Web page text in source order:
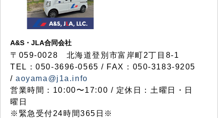
A&S・JLA合同会社
〒 059-0028 北海道登別市富岸町2丁目 8-1
TEL：050-3696-0565 / FAX：050-3183-9205
/aoyama@j1a.info
営業時間：10:00〜17:00 / 定休日：土曜日・日
曜日
※緊急受付24時間365日※